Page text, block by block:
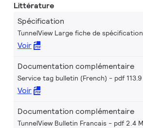
Littérature
Spécification
TunnelView Large fiche de spécification
Voir
Documentation complémentaire
Service tag bulletin (French) pdf
Voir
Documentation complémentaire
TunnelView Bulletin Francais pdf 2.4